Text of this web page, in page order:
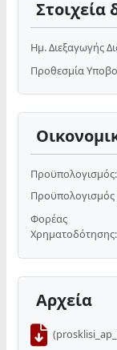
Στοιχεία
Ημ. Διεξαγωγής
Προθεσμία
Προϋπολογισμός:
Προϋπολογισμός
Φορέας
Χρηματοδότησης:
Αρχεία